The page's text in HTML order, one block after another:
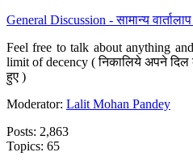
General Discussion - सामान्य
Feel free to talk about anything
limit of decency ( निकालिये अपने दिल
हुए )
Moderator: Lalit Mohan Pandey
Posts: 2,863
Topics: 65